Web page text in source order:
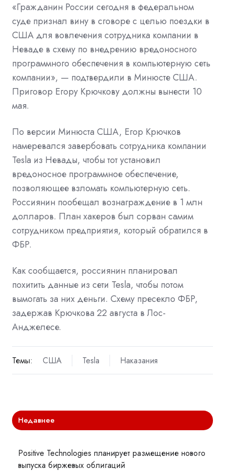
«Гражданин России сегодня в федеральном
суде признал вину в сговоре с целью поездки в
США для вовлечения сотрудника компании в
Неваде в схему по внедрению вредоносного
программного обеспечения в компьютерную сеть
компании», — подтвердили в Минюсте США.
Приговор Егору Крючкову должны вынести 10
мая.
По версии Минюста США, Егор Крючков
намеревался завербовать сотрудника компании
Tesla из Невады, чтобы тот установил
вредоносное программное обеспечение,
позволяющее взломать компьютерную сеть.
Россиянин пообещал вознаграждение в 1 млн
долларов. План хакеров был сорван самим
сотрудником предприятия, который обратился в
ФБР.
Как сообщается, россиянин планировал
похитить данные из сети Tesla, чтобы потом
вымогать за них деньги. Схему пресекло ФБР,
задержав Крючкова 22 августа в Лос-
Анджелесе.
Темы: США Tesla Наказания
Недавнее
Positive Technologies планирует размещение нового
выпуска биржевых облигаций